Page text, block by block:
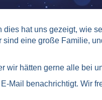
hat uns gezeigt, wie
eine große Familie,
wir hätten gerne alle bei
Mail benachrichtigt. Wir